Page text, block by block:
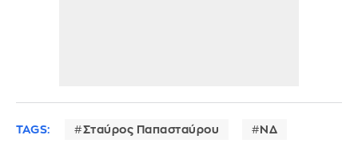
TAGS: Σταύρος Παπασταύρου ΝΔ